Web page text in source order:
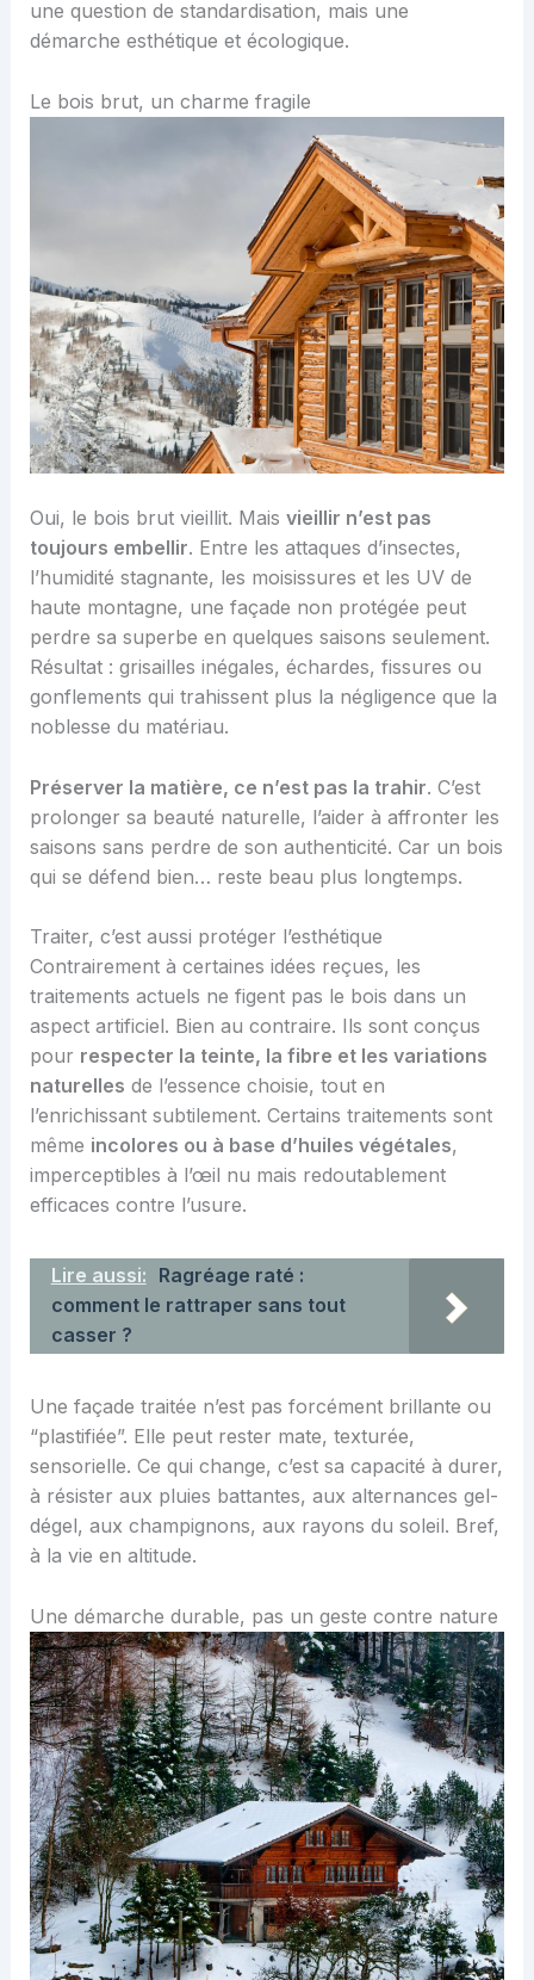
une question de standardisation, mais une
démarche esthétique et écologique.
Le bois brut, un charme fragile
Oui, le bois brut vieillit. Mais vieillir n’est pas
toujours embellir. Entre les attaques d’insectes,
l’humidité stagnante, les moisissures et les UV de
haute montagne, une façade non protégée peut
perdre sa superbe en quelques saisons seulement.
Résultat : grisailles inégales, échardes, fissures ou
gonflements qui trahissent plus la négligence que la
noblesse du matériau.
Préserver la matière, ce n’est pas la trahir. C’est
prolonger sa beauté naturelle, l’aider à affronter les
saisons sans perdre de son authenticité. Car un bois
qui se défend bien… reste beau plus longtemps.
Traiter, c’est aussi protéger l’esthétique
Contrairement à certaines idées reçues, les
traitements actuels ne figent pas le bois dans un
aspect artificiel. Bien au contraire. Ils sont conçus
pour respecter la teinte, la fibre et les variations
naturelles de l’essence choisie, tout en
l’enrichissant subtilement. Certains traitements sont
même incolores ou à base d’huiles végétales,
imperceptibles à l’œil nu mais redoutablement
efficaces contre l’usure.
Lire aussi: Ragréage raté :
comment le rattraper sans tout
casser ?
Une façade traitée n’est pas forcément brillante ou
“plastifiée”. Elle peut rester mate, texturée,
sensorielle. Ce qui change, c’est sa capacité à durer,
à résister aux pluies battantes, aux alternances gel-
dégel, aux champignons, aux rayons du soleil. Bref,
à la vie en altitude.
Une démarche durable, pas un geste contre nature